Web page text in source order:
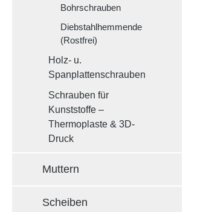
Bohrschrauben
Diebstahlhemmende
(Rostfrei)
Holz- u.
Spanplattenschrauben
Schrauben für
Kunststoffe –
Thermoplaste & 3D-
Druck
Muttern
Scheiben